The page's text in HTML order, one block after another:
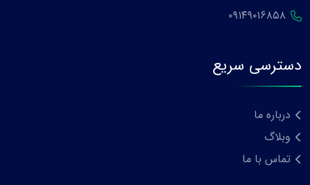
۰۹۱۴۹۰۱۶۸۵۸
دسترسی سریع
درباره ما
وبلاگ
تماس با ما